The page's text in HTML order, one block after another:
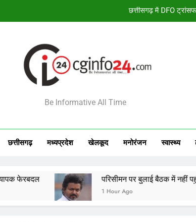
परिसीमन पर बुलाई बैठक में नहीं पहुंचे
परिसीमन पर बुलाई बैठक में नहीं पहुंचे 37
Be Informative All Time
छत्तीसगढ़ मध्‍यप्रदेश खेलकूद मनोरंजन स्‍वास्‍थ्‍य
परिसीमन पर बुलाई बैठक में नहीं पहुंचे 37
1 Hour Ago